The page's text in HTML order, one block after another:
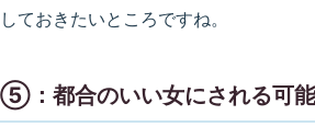
しておきたいところですね。
⑤：都合のいい女にされる可